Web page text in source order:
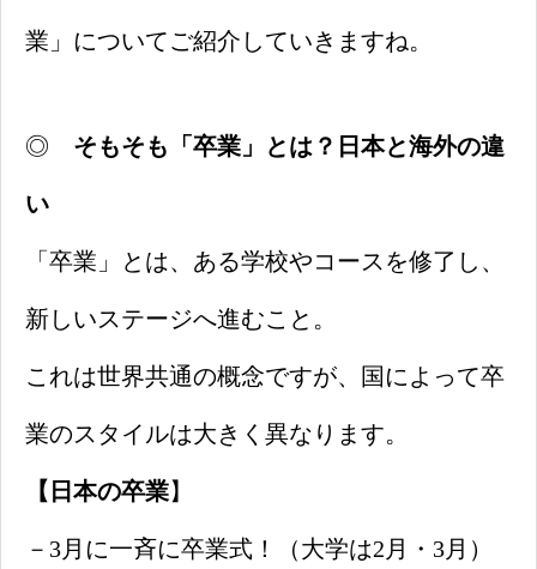
業」についてご紹介していきますね。
◎ そもそも「卒業」とは？日本と海外の違
い
「卒業」とは、ある学校やコースを修了し、
新しいステージへ進むこと。
これは世界共通の概念ですが、国によって卒
業のスタイルは大きく異なります。
【日本の卒業】
－3月に一斉に卒業式！（大学は2月・3月）